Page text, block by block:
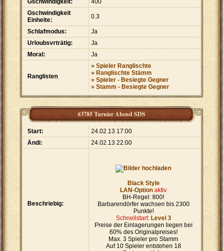
Gschwindigkeit:
400
Gschwindigkeit
Einheite:
0.3
Schlafmodus:
Ja
Urloubsvrträtig:
Ja
Moral:
Ja
Ranglisten
» Spieler Ranglischte
» Ranglischte Stämm
» Spieler - Besiegte Gegner
» Stamm - Besiegte Gegner
#3785 Turnier Abend SDS
Start:
24.02.13 17:00
Ändi:
24.02.13 22:00
Beschriebig:
Black Style
LAN-Option aktiv
BH-Regel: 800!
Barbarendörfer wachsen bis 2300
Punkte!
Schnellstart: Level 3
Preise der Einlagerungen liegen bei
60% des Originalpreises!
Max. 3 Spieler pro Stamm
Auf 10 Spieler entstehen 18